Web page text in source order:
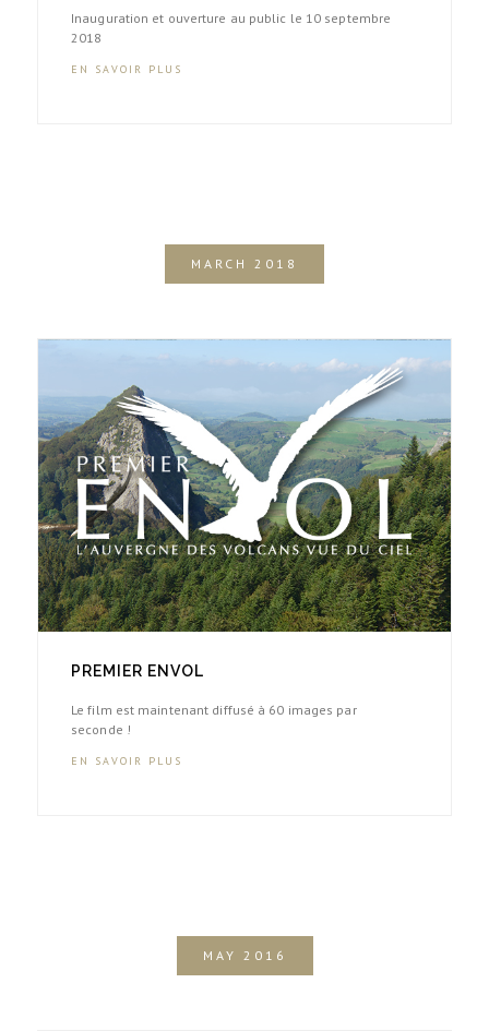
Inauguration et ouverture au public le 10 septembre
2018
EN SAVOIR PLUS
MARCH 2018
PREMIER ENVOL
Le film est maintenant diffusé à 60 images par
seconde !
EN SAVOIR PLUS
MAY 2016